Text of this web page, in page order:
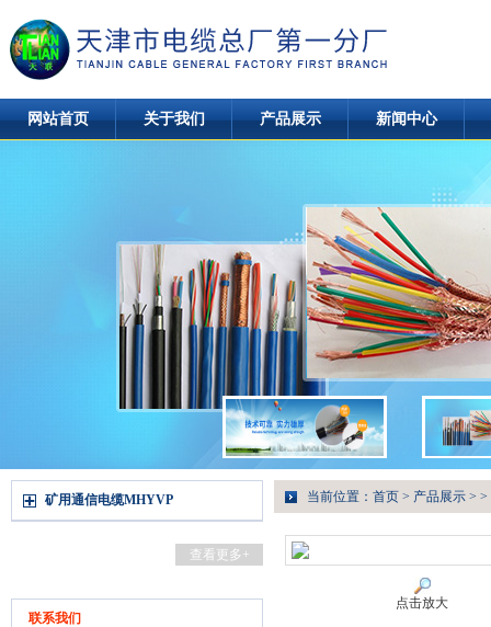
网站首页 关于我们 产品展示 新闻中心
矿用通信电缆MHYVP
查看更多+
联系我们
当前位置： 首页 > 产品展示 > >
点击放大